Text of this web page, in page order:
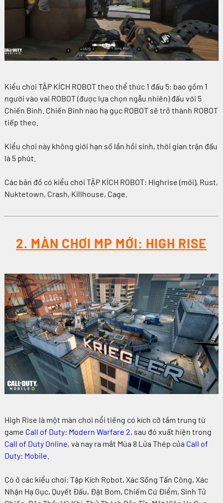
Kiểu chơi TẬP KÍCH ROBOT theo thể thức 1 đấu 5: bao gồm 1
người vào vai ROBOT (được lựa chọn ngẫu nhiên) đấu với 5
Chiến Binh. Chiến Binh nào hạ gục ROBOT sẽ trở thành ROBOT
tiếp theo.
Kiểu chơi này không giới hạn số lần hồi sinh, thời gian trận đấu
là 5 phút.
Các bản đồ có kiểu chơi TẬP KÍCH ROBOT: Highrise (mới), Rust,
Nuktetown, Crash, Killhouse, Cage.
2. MÀN CHƠI MP MỚI: HIGH RISE
High Rise là một màn chơi nổi tiếng có kích cỡ tầm trung từ
game Call of Duty: Modern Warfare 2, sau đó xuất hiện trong
Call of Duty Online, và nay ra mắt Mùa 8 Lửa Thép của Call of
Duty: Mobile
Có ở các kiểu chơi: Tập Kích Robot, Xác Sống Tấn Công, Xác
Nhận Hạ Gục, Quyết Đấu, Đặt Bom, Chiếm Cứ Điểm, Sinh Tử